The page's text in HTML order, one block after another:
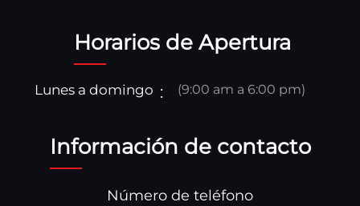
Horarios de Apertura
Lunes a domingo (9:00 am a 6:00 pm)
Información de contacto
Número de teléfono